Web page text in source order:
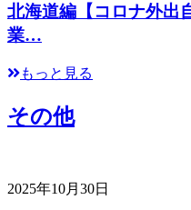
北海道編【コロナ外出
業…
もっと見る
その他
2025年10月30日